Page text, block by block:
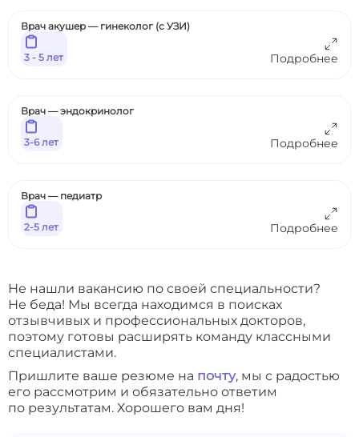
Врач акушер — гинеколог (с УЗИ)
Подробнее
3 - 5 лет
Врач — эндокринолог
Подробнее
3-6 лет
Врач — педиатр
Подробнее
2-5 лет
Не нашли вакансию по своей специальности?
Не беда! Мы всегда находимся в поисках
отзывчивых и профессиональных докторов,
поэтому готовы расширять команду классными
специалистами.
Пришлите ваше резюме на почту, мы с радостью
его рассмотрим и обязательно ответим
по результатам. Хорошего вам дня!